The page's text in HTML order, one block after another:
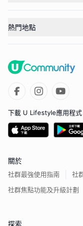
熱門地點
下載 U Lifestyle應用程式
關於
社群最強使用指南
社
社群焦點功能及升級計劃
探索